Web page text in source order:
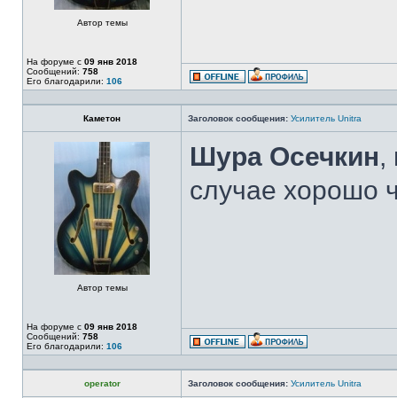
Автор темы
На форуме с 09 янв 2018
Сообщений: 758
Его благодарили: 106
Каметон Заголовок сообщения: Усилитель Unitra
Автор темы
На форуме с 09 янв 2018
Сообщений: 758
Его благодарили: 106
Шура Осечкин,
случае хорошо
operator Заголовок сообщения: Усилитель Unitra